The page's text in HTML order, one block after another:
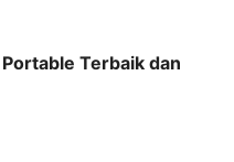
Terbaik dan